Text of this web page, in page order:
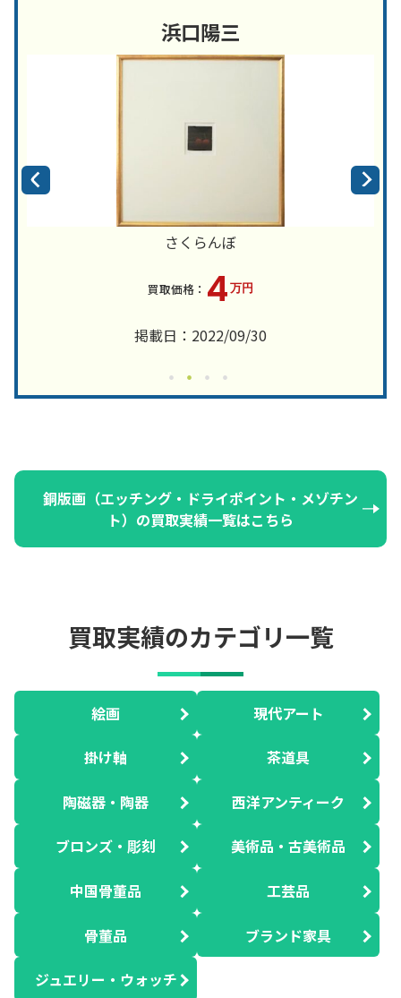
浜口陽三
さくらんぼ
4万円
掲載日：2022/09/30
銅版画（エッチング・ドライポイント・メゾチン
ト）の買取実績一覧はこちら
買取実績のカテゴリ一覧
絵画 現代アート
掛け軸 茶道具
陶磁器・陶器 西洋アンティーク
ブロンズ・彫刻 美術品・古美術品
中国骨董品 工芸品
骨董品 ブランド家具
ジュエリー・ウォッチ